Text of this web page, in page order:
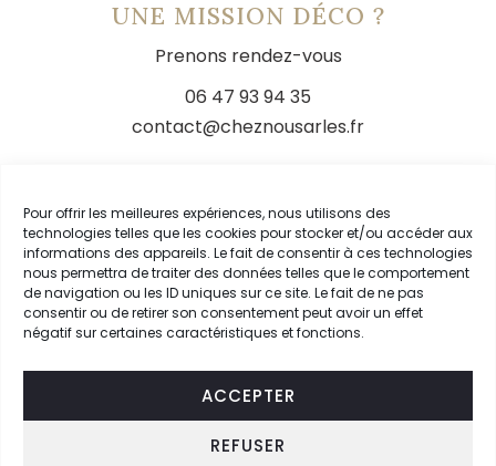
Pour offrir les meilleures expériences, nous utilisons des
technologies telles que les cookies pour stocker et/ou accéder aux
informations des appareils. Le fait de consentir à ces technologies
nous permettra de traiter des données telles que le comportement
de navigation ou les ID uniques sur ce site. Le fait de ne pas
consentir ou de retirer son consentement peut avoir un effet
négatif sur certaines caractéristiques et fonctions.
ACCEPTER
REFUSER
UNE MISSION DÉCO ?
Prenons rendez-vous
06 47 93 94 35
contact@cheznousarles.fr
Livraison
Conditions générales de vente
Mentions légales
Mon compte
SUIVEZ-NOUS SUR